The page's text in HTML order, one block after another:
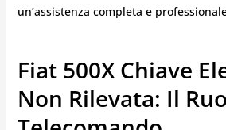
un’assistenza completa e
Fiat 500X Chiave
Non Rilevata: Il